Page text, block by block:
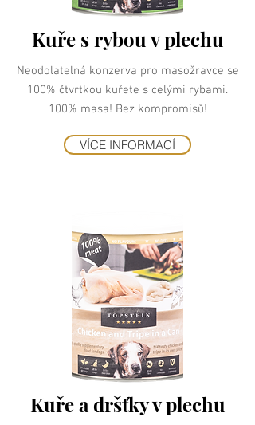
Kuře s rybou v plechu
Neodolatelná konzerva pro masožravce se
100% čtvrtkou kuřete s celými rybami.
100% masa! Bez kompromisů!
VÍCE INFORMACÍ
Kuře a dršťky v plechu